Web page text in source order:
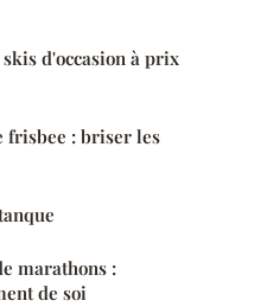
d'occasion à prix
frisbee : briser les
marathons :
de soi